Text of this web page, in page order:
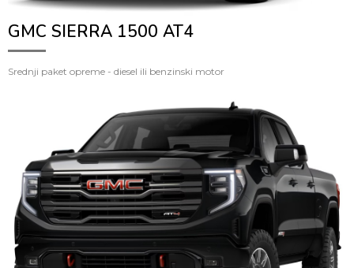
GMC SIERRA 1500 AT4
Srednji paket opreme - diesel ili benzinski motor